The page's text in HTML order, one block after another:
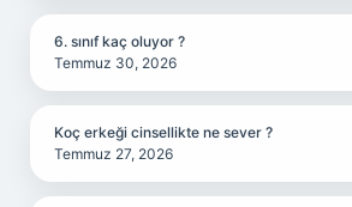
6. sınıf kaç oluyor ?
Temmuz 30, 2026
Koç erkeği cinsellikte ne sever ?
Temmuz 27, 2026